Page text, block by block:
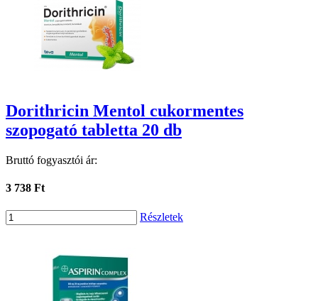
Dorithricin Mentol cukormentes
szopogató tabletta 20 db
Bruttó fogyasztói ár:
3 738 Ft
Részletek